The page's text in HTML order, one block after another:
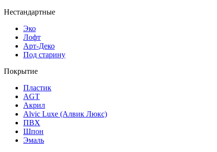
Нестандартные
Эко
Лофт
Арт-Деко
Под старину
Покрытие
Пластик
AGT
Акрил
Alvic Luxe (Алвик Люкс)
ПВХ
Шпон
Эмаль